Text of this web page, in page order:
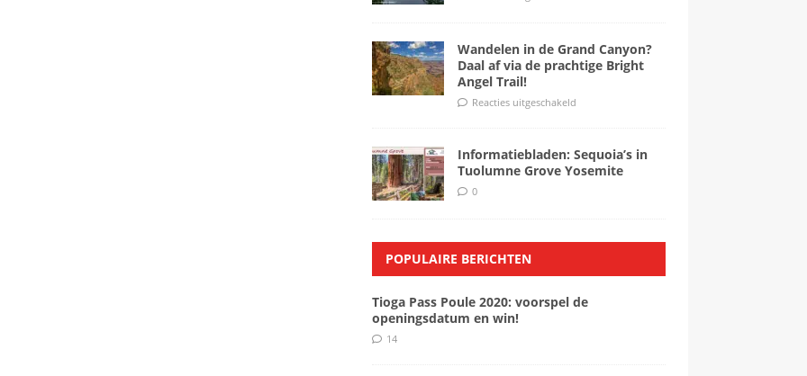
Wandelen in de Grand Canyon?
Daal af via de prachtige Bright
Angel Trail!
Reacties uitgeschakeld
Informatiebladen: Sequoia’s in
Tuolumne Grove Yosemite
0
POPULAIRE BERICHTEN
Tioga Pass Poule 2020: voorspel de
openingsdatum en win!
14